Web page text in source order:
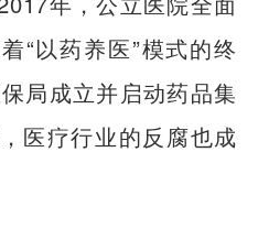
“以药养医”模式的终
局成立并启动药品集
医疗行业的反腐也成